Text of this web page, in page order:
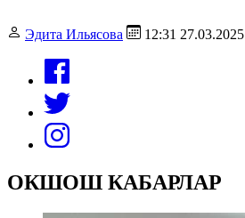
Эдита Ильясова 12:31 27.03.2025
ОКШОШ КАБАРЛАР